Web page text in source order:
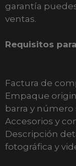
garantía
ventas.
Requisitos
Factura de
Empaque
barra y número
Accesorios y
Descripción
fotográfica y